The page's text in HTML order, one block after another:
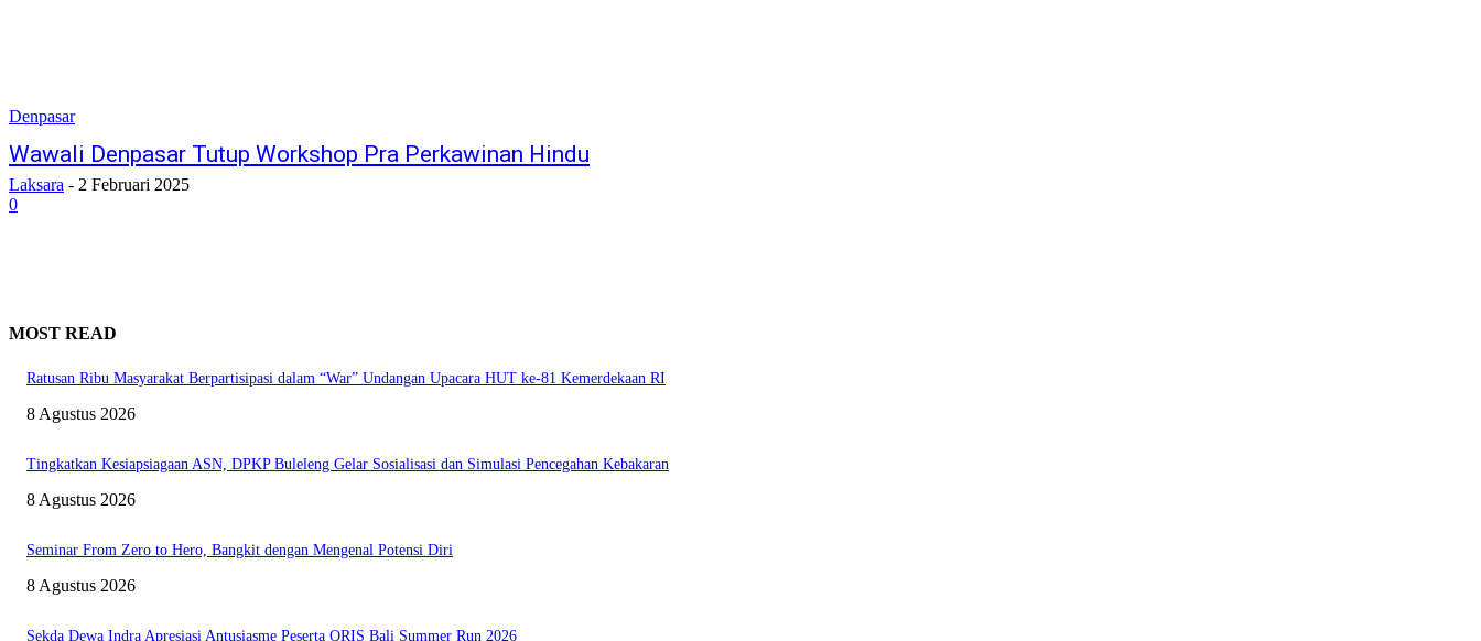
Denpasar
Wawali Denpasar Tutup Workshop Pra Perkawinan Hindu
Laksara - 2 Februari 2025
0
MOST READ
Ratusan Ribu Masyarakat Berpartisipasi dalam “War” Undangan Upacara HUT ke-81 Kemerdekaan RI
8 Agustus 2026
Tingkatkan Kesiapsiagaan ASN, DPKP Buleleng Gelar Sosialisasi dan Simulasi Pencegahan Kebakaran
8 Agustus 2026
Seminar From Zero to Hero, Bangkit dengan Mengenal Potensi Diri
8 Agustus 2026
Sekda Dewa Indra Apresiasi Antusiasme Peserta QRIS Bali Summer Run 2026